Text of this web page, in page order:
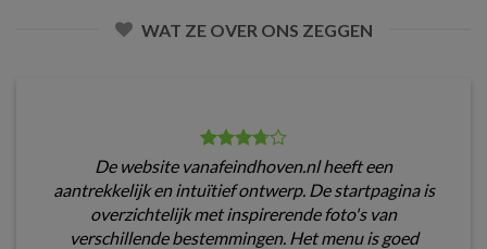
WAT ZE OVER ONS ZEGGEN
De website vanafeindhoven.nl heeft een
aantrekkelijk en intuïtief ontwerp. De startpagina is
overzichtelijk met inspirerende foto's van
verschillende bestemmingen. Het menu is goed